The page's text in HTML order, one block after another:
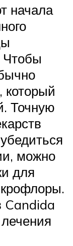
начала
Чтобы
который
Точную
можно
для
Candida